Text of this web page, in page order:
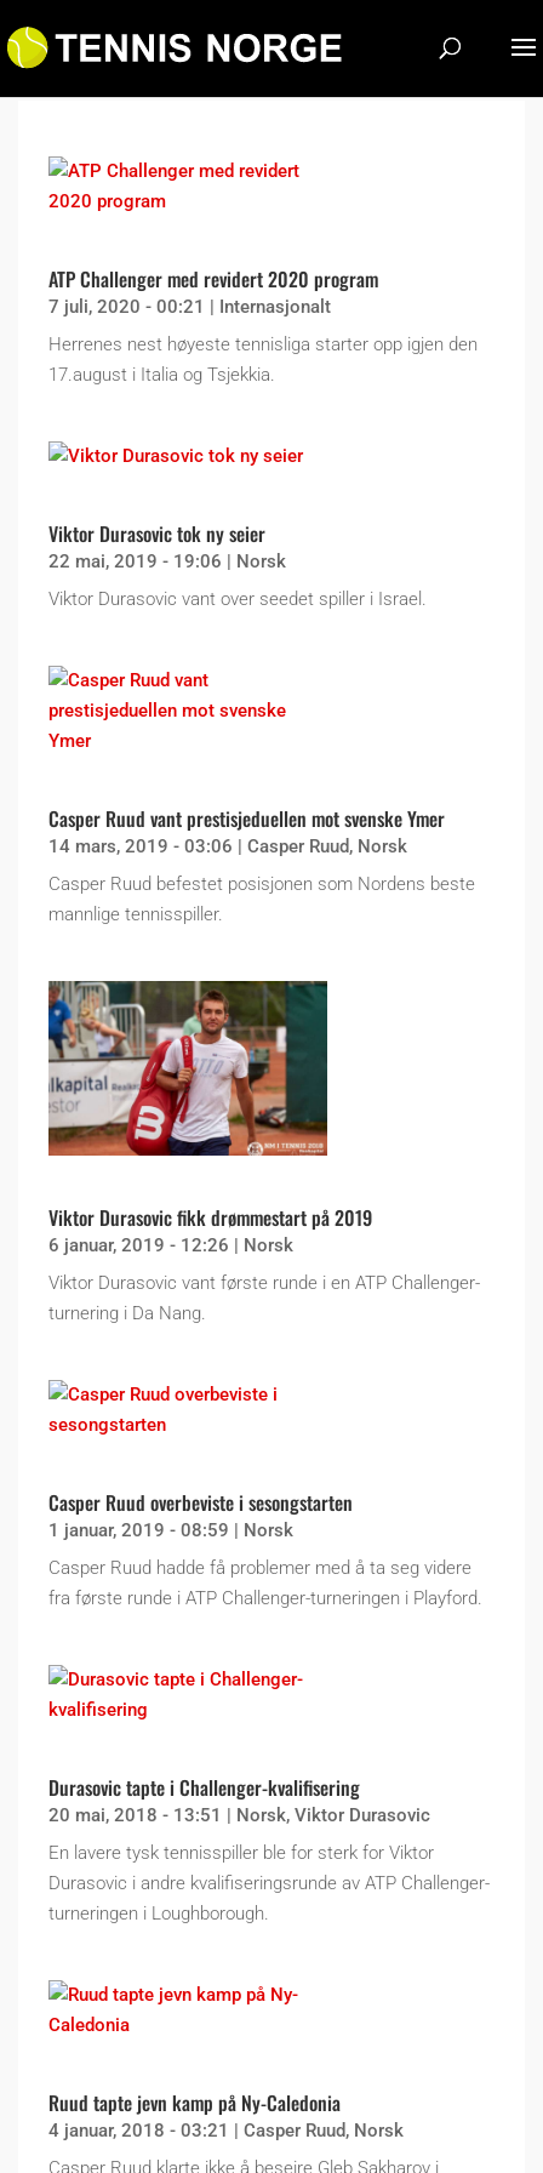
ATP Challenger med revidert 2020 program
7 juli, 2020 - 00:21 | Internasjonalt
Herrenes nest høyeste tennisliga starter opp igjen den
17.august i Italia og Tsjekkia.
Viktor Durasovic tok ny seier
22 mai, 2019 - 19:06 | Norsk
Viktor Durasovic vant over seedet spiller i Israel.
Casper Ruud vant prestisjeduellen mot svenske Ymer
14 mars, 2019 - 03:06 | Casper Ruud, Norsk
Casper Ruud befestet posisjonen som Nordens beste
mannlige tennisspiller.
Viktor Durasovic fikk drømmestart på 2019
6 januar, 2019 - 12:26 | Norsk
Viktor Durasovic vant første runde i en ATP Challenger-
turnering i Da Nang.
Casper Ruud overbeviste i sesongstarten
1 januar, 2019 - 08:59 | Norsk
Casper Ruud hadde få problemer med å ta seg videre
fra første runde i ATP Challenger-turneringen i Playford.
Durasovic tapte i Challenger-kvalifisering
20 mai, 2018 - 13:51 | Norsk, Viktor Durasovic
En lavere tysk tennisspiller ble for sterk for Viktor
Durasovic i andre kvalifiseringsrunde av ATP Challenger-
turneringen i Loughborough.
Ruud tapte jevn kamp på Ny-Caledonia
4 januar, 2018 - 03:21 | Casper Ruud, Norsk
Casper Ruud klarte ikke å beseire Gleb Sakharov i